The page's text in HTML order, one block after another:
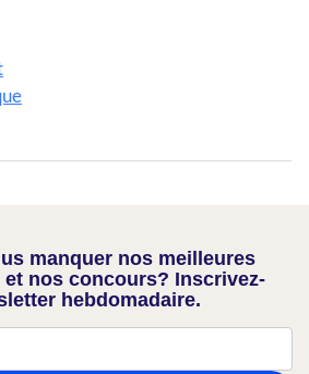
manquer nos meilleures
nos concours? Inscrivez-
hebdomadaire.